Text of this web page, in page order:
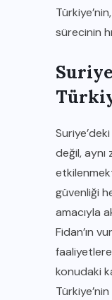
sürecinin
değil, aynı
güvenliği
amacıyla
Fidan’ın
konudaki